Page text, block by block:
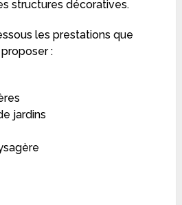
structures décoratives.
les prestations que
:
jardins